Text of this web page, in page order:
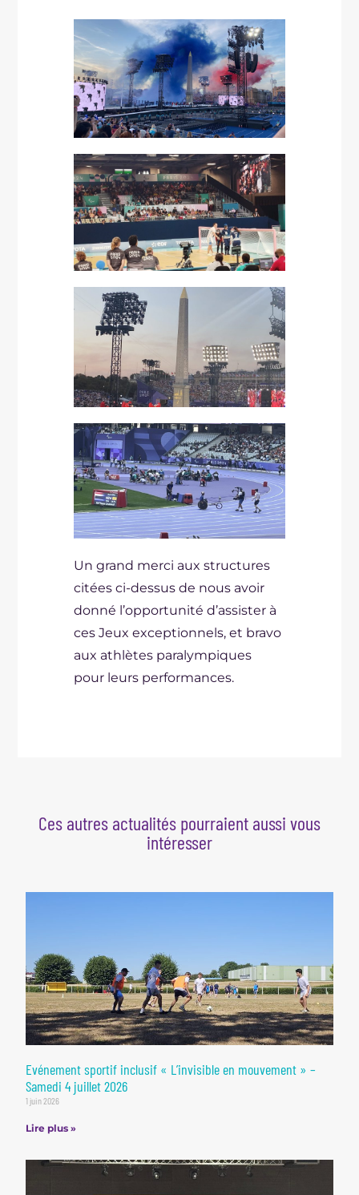
Un grand merci aux structures
citées ci-dessus de nous avoir
donné l’opportunité d’assister à
ces Jeux exceptionnels, et bravo
aux athlètes paralympiques
pour leurs performances.
Ces autres actualités pourraient aussi vous
intéresser
Evénement sportif inclusif « L’invisible en mouvement » –
Samedi 4 juillet 2026
1 juin 2026
Lire plus »